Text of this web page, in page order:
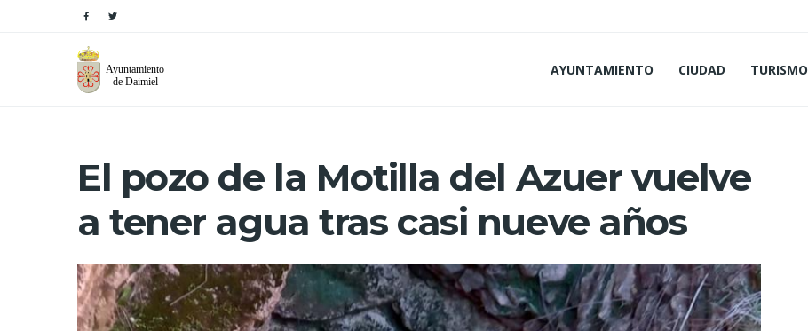
AYUNTAMIENTO CIUDAD TURISMO
El pozo de la Motilla del Azuer vuelve
a tener agua tras casi nueve años